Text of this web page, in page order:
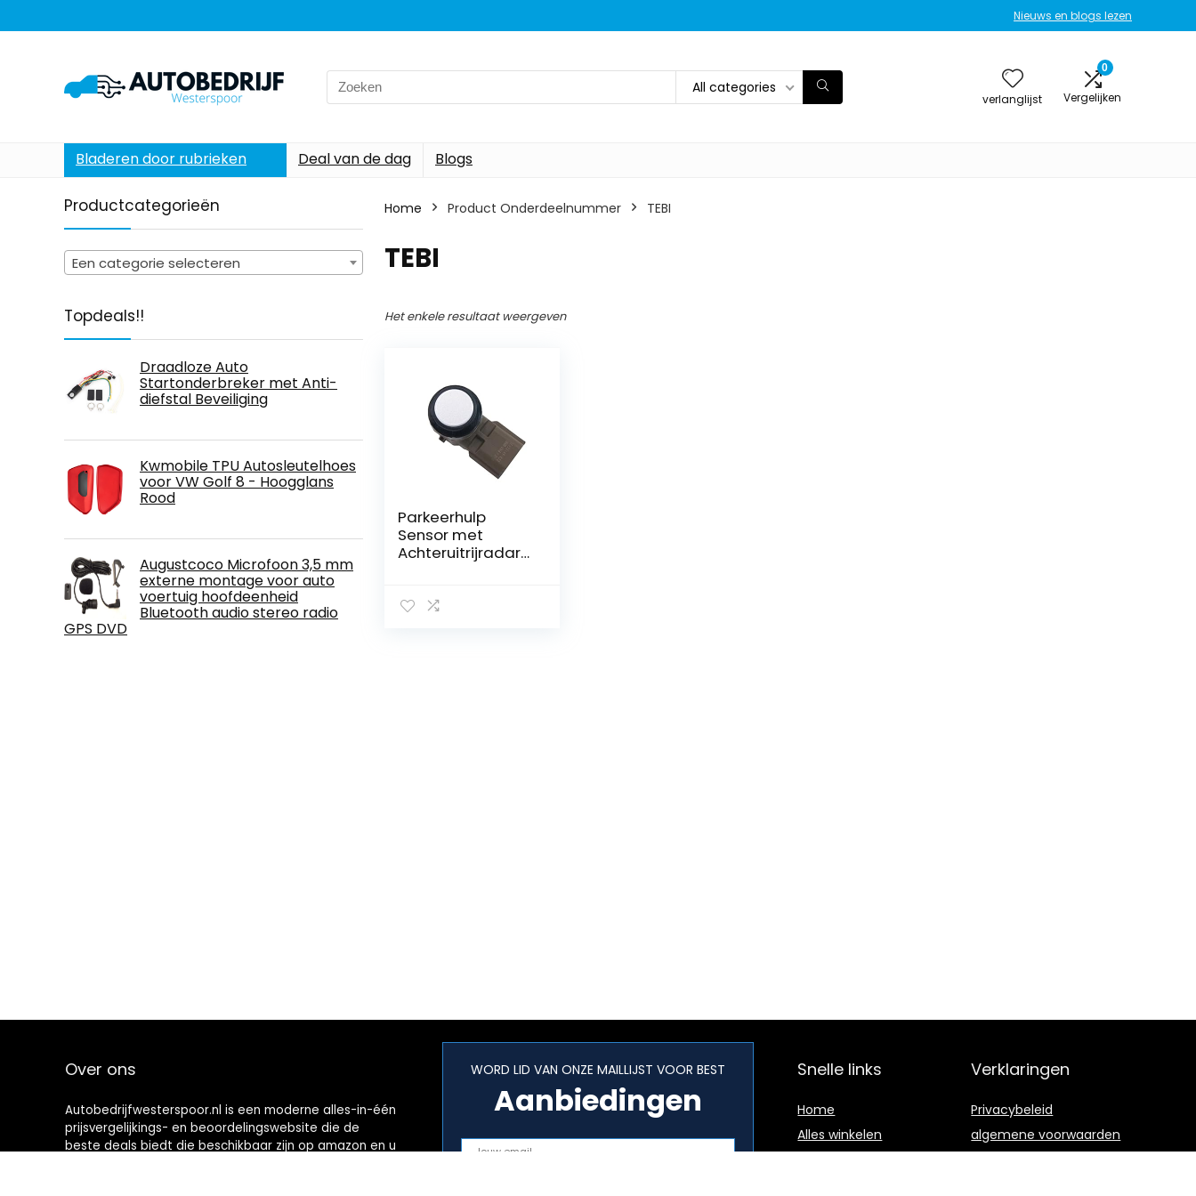
Nieuws en blogs lezen
Search
for:
All categories
verlanglijst
0
Vergelijken
Bladeren door rubrieken Deal van de dag Blogs
Productcategorieën
Een categorie selecteren
Topdeals!!
Draadloze Auto
Startonderbreker met Anti-
diefstal Beveiliging
Kwmobile TPU Autosleutelhoes
voor VW Golf 8 - Hoogglans
Rood
Augustcoco Microfoon 3,5 mm
externe montage voor auto
voertuig hoofdeenheid
Bluetooth audio stereo radio
GPS DVD
Home Product Onderdeelnummer ‎TEBI
‎TEBI
Het enkele resultaat weergeven
Parkeerhulp
Sensor met
Achteruitrijradar
Versa
Over ons
Autobedrijfwesterspoor.nl is een moderne alles-in-één
prijsvergelijkings- en beoordelingswebsite die de
beste deals biedt die beschikbaar zijn op amazon en u
WORD LID VAN ONZE MAILLIJST VOOR BEST
Aanbiedingen
Snelle links
Home
Alles winkelen
Verklaringen
Privacybeleid
algemene voorwaarden